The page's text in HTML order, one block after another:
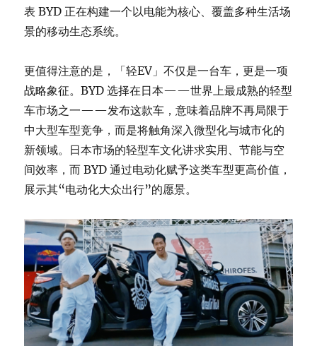
表 BYD 正在构建一个以电能为核心、覆盖多种生活场
景的移动生态系统。
更值得注意的是，「轻EV」不仅是一台车，更是一项
战略象征。BYD 选择在日本——世界上最成熟的轻型
车市场之一——发布这款车，意味着品牌不再局限于
中大型车型竞争，而是将触角深入微型化与城市化的
新领域。日本市场的轻型车文化讲求实用、节能与空
间效率，而 BYD 通过电动化赋予这类车型更高价值，
展示其“电动化大众出行”的愿景。